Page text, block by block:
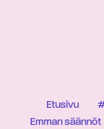
Etusivu
Emman